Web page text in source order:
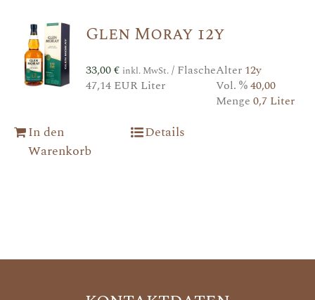
Glen Moray 12y
33,00€ inkl. MwSt./ Flasche
47,14 EUR Liter
Alter 12y
Vol. %40,00
Menge 0,7 Liter
In den
Warenkorb
Details